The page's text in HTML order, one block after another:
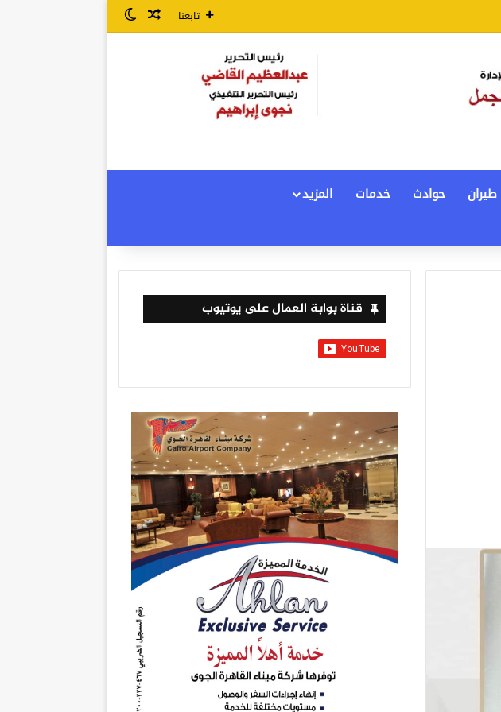
تابعنا مقال عشوائي
الوضع المظلم
طيران حوادث خدمات
المزيد
قناة بوابة العمال على يوتيوب